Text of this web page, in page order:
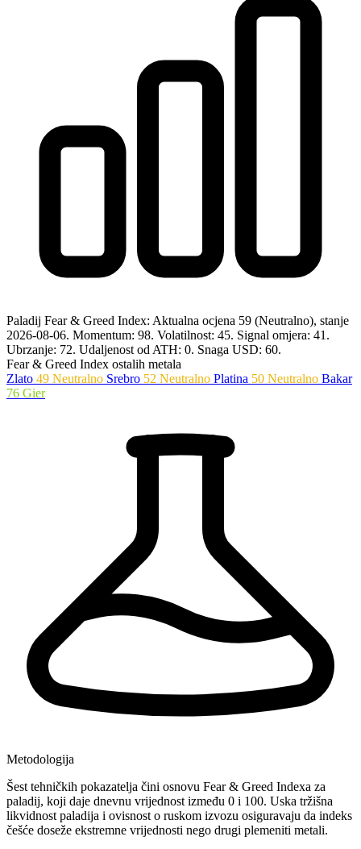
Paladij Fear & Greed Index: Aktualna ocjena 59 (Neutralno), stanje
2026-08-06. Momentum: 98. Volatilnost: 45. Signal omjera: 41.
Ubrzanje: 72. Udaljenost od ATH: 0. Snaga USD: 60.
Fear & Greed Index ostalih metala
Zlato 49 Neutralno Srebro 52 Neutralno Platina 50 Neutralno Bakar
76 Gier
Metodologija
Šest tehničkih pokazatelja čini osnovu Fear & Greed Indexa za
paladij, koji daje dnevnu vrijednost između 0 i 100. Uska tržišna
likvidnost paladija i ovisnost o ruskom izvozu osiguravaju da indeks
češće doseže ekstremne vrijednosti nego drugi plemeniti metali.